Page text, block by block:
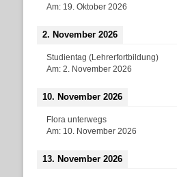
Am: 19. Oktober 2026
2. November 2026
Studientag (Lehrerfortbildung)
Am: 2. November 2026
10. November 2026
Flora unterwegs
Am: 10. November 2026
13. November 2026